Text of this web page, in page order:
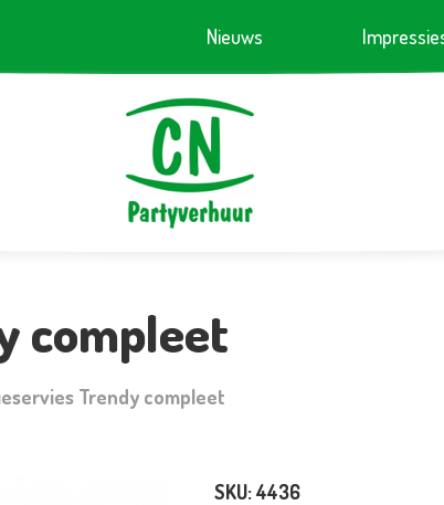
Nieuws
compleet
Trendy compleet
SKU:4436